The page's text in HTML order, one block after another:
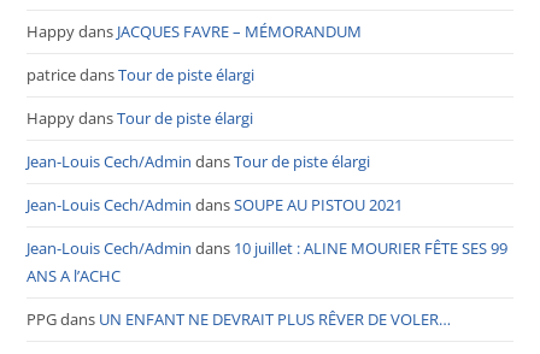
Happydans JACQUES FAVRE – MÉMORANDUM
patricedansTour de piste élargi
HappydansTour de piste élargi
Jean-Louis Cech/Admin dansTour de piste élargi
Jean-Louis Cech/Admin dansSOUPE AU PISTOU 2021
Jean-Louis Cech/Admin dans 10 juillet : ALINE MOURIER FÊTE SES 99
ANS A l’ACHC
PPGdans UN ENFANT NE DEVRAIT PLUS RÊVER DE VOLER…